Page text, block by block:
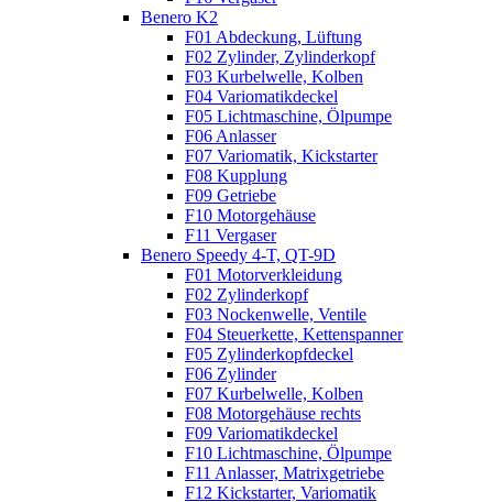
Benero K2
F01 Abdeckung, Lüftung
F02 Zylinder, Zylinderkopf
F03 Kurbelwelle, Kolben
F04 Variomatikdeckel
F05 Lichtmaschine, Ölpumpe
F06 Anlasser
F07 Variomatik, Kickstarter
F08 Kupplung
F09 Getriebe
F10 Motorgehäuse
F11 Vergaser
Benero Speedy 4-T, QT-9D
F01 Motorverkleidung
F02 Zylinderkopf
F03 Nockenwelle, Ventile
F04 Steuerkette, Kettenspanner
F05 Zylinderkopfdeckel
F06 Zylinder
F07 Kurbelwelle, Kolben
F08 Motorgehäuse rechts
F09 Variomatikdeckel
F10 Lichtmaschine, Ölpumpe
F11 Anlasser, Matrixgetriebe
F12 Kickstarter, Variomatik